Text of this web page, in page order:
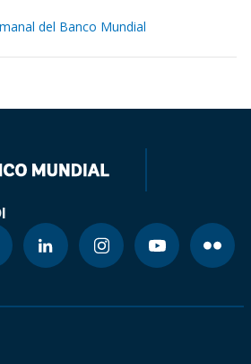
del Banco Mundial